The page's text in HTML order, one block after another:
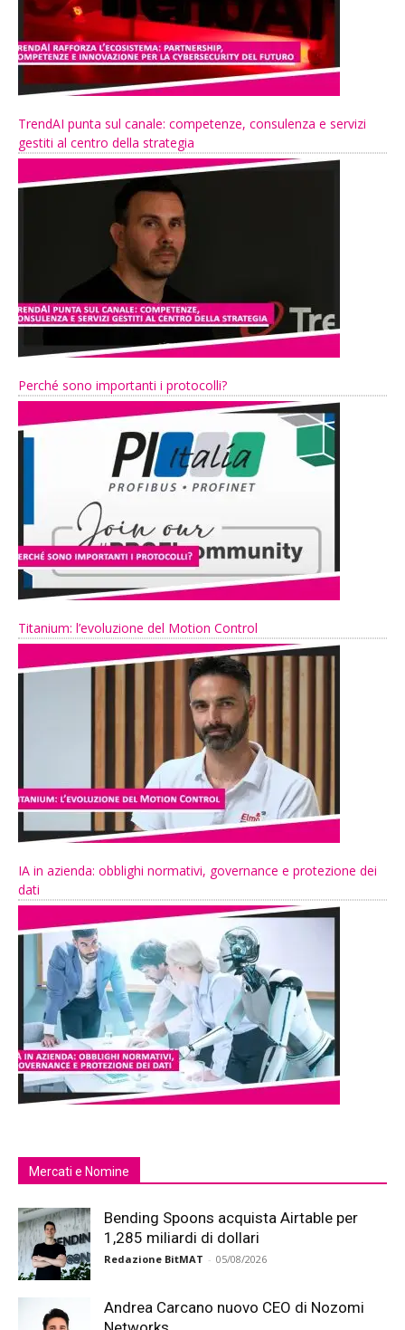
TrendAI punta sul canale: competenze, consulenza e servizi
gestiti al centro della strategia
Perché sono importanti i protocolli?
Titanium: l’evoluzione del Motion Control
IA in azienda: obblighi normativi, governance e protezione dei
dati
Mercati e Nomine
Bending Spoons acquista Airtable per
1,285 miliardi di dollari
Redazione BitMAT - 05/08/2026
Andrea Carcano nuovo CEO di Nozomi